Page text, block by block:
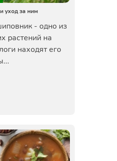
уход за ним
- одно из
растений на
находят его